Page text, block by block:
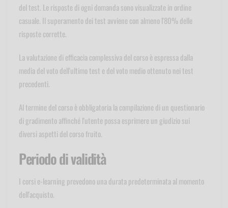
del test. Le risposte di ogni domanda sono visualizzate in ordine
casuale. Il superamento dei test avviene con almeno l'80% delle
risposte corrette.
La valutazione di efficacia complessiva del corso è espressa dalla
media del voto dell'ultimo test e del voto medio ottenuto nei test
precedenti.
Al termine del corso è obbligatoria la compilazione di un questionario
di gradimento affinché l'utente possa esprimere un giudizio sui
diversi aspetti del corso fruito.
Periodo di validità
I corsi e-learning prevedono una durata predeterminata al momento
dell'acquisto.